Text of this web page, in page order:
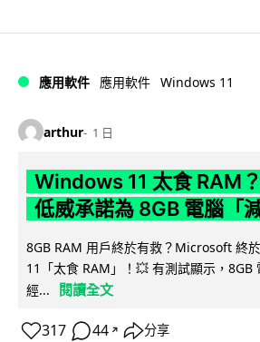
應用軟件 應用軟件 Windows 11
arthur 1 日
Windows 11 太食 RAM
低威承諾為 8GB 電腦「減
8GB RAM 用戶終於有救？Microsoft 終
11「太食 RAM」！💥 有測試顯示，8GB
經...
閱讀全文
317 44 ↗ 分享